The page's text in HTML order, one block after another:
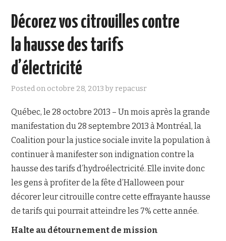
PRÉSENTATION
FAIRE UN DON !
Décorez vos citrouilles contre
la hausse des tarifs
d’électricité
Posted on octobre 28, 2013 byrepacusr
Québec, le 28 octobre 2013 – Un mois après la grande
manifestation du 28 septembre 2013 à Montréal, la
Coalition pour la justice sociale invite la population à
continuer à manifester son indignation contre la
hausse des tarifs d’hydroélectricité. Elle invite donc
les gens à profiter de la fête d’Halloween pour
décorer leur citrouille contre cette effrayante hausse
de tarifs qui pourrait atteindre les 7% cette année.
Halte au détournement de mission